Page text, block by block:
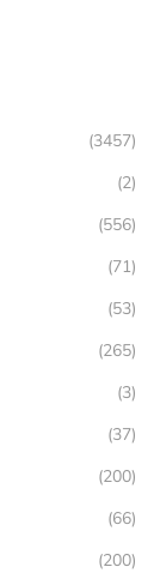
(3457)
(2)
(556)
(71)
(53)
(265)
(3)
(37)
(200)
(66)
(200)